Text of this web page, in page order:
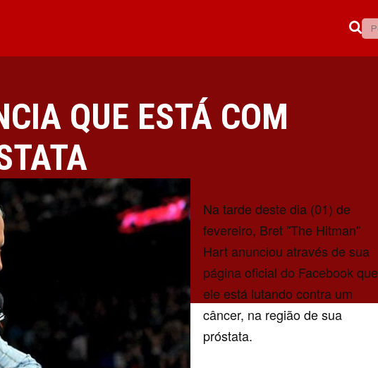
QUE ESTÁ COM
Na tarde deste dia (01) de
fevereiro, Bret ''The Hitman''
Hart anunciou através de sua
página oficial do Facebook que
ele está lutando contra um
câncer, na região de sua
próstata.